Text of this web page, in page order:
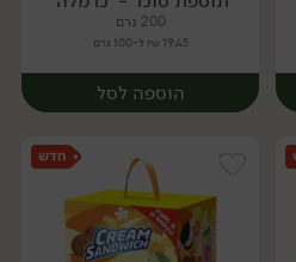
200 גרם
19.45 ₪ ל-100 גרם
הוספה לסל